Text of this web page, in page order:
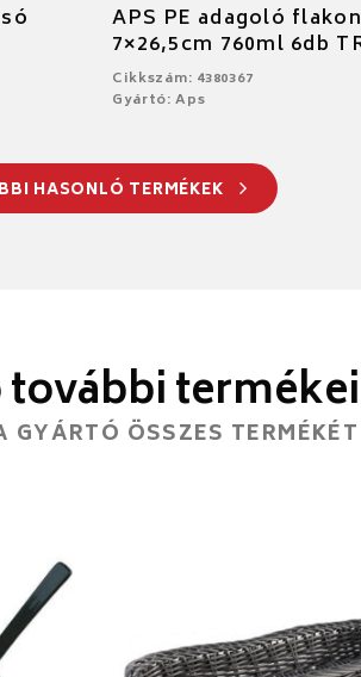
APS PE adagoló flakon
7×26,5cm 760ml 6db
Cikkszám: 4380367
Gyártó: Aps
HASONLÓ TERMÉKEK
termékei
GYÁRTÓ ÖSSZES TERMÉKÉT